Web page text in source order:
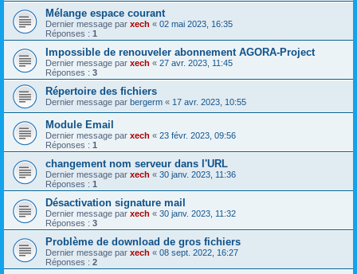
Mélange espace courant
Dernier message par xech « 02 mai 2023, 16:35
Réponses : 1
Impossible de renouveler abonnement AGORA-Project
Dernier message par xech « 27 avr. 2023, 11:45
Réponses : 3
Répertoire des fichiers
Dernier message par bergerm « 17 avr. 2023, 10:55
Module Email
Dernier message par xech « 23 févr. 2023, 09:56
Réponses : 1
changement nom serveur dans l'URL
Dernier message par xech « 30 janv. 2023, 11:36
Réponses : 1
Désactivation signature mail
Dernier message par xech « 30 janv. 2023, 11:32
Réponses : 3
Problème de download de gros fichiers
Dernier message par xech « 08 sept. 2022, 16:27
Réponses : 2